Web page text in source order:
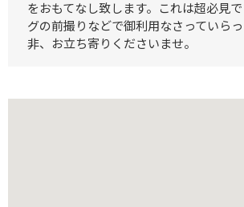
をおもてなし致します。これは超必見
グの前撮りなどで御利用なさっていら
非、お立ち寄りくださいませ。